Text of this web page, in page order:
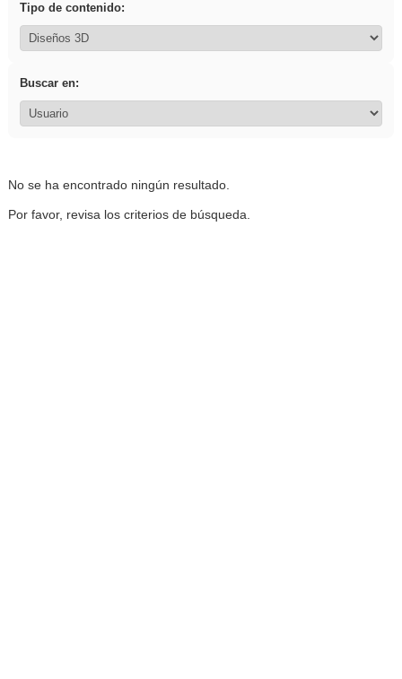
Tipo de contenido:
Buscar en:
No se ha encontrado ningún resultado.
Por favor, revisa los criterios de búsqueda.